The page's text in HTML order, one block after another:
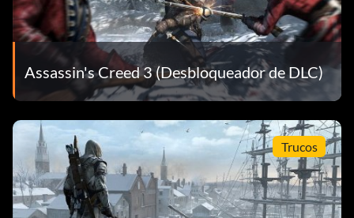
Assassin's Creed 3 (Desbloqueador de DLC)
Trucos